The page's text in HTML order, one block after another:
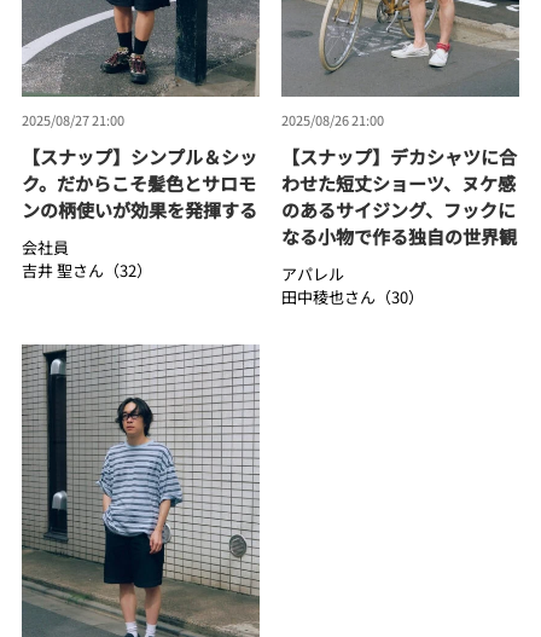
2025/08/27 21:00
【スナップ】シンプル＆シッ
ク。だからこそ髪色とサロモ
ンの柄使いが効果を発揮する
会社員
吉井 聖さん（32）
2025/08/26 21:00
【スナップ】デカシャツに合
わせた短丈ショーツ、ヌケ感
のあるサイジング、フックに
なる小物で作る独自の世界観
アパレル
田中稜也さん（30）